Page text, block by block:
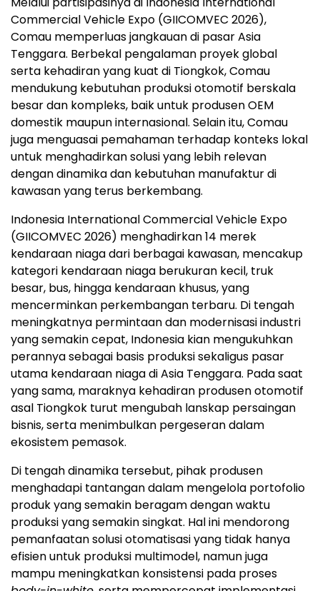
Commercial Vehicle Expo (GIICOMVEC 2026),
Comau memperluas jangkauan di pasar Asia
Tenggara. Berbekal pengalaman proyek global
serta kehadiran yang kuat di Tiongkok, Comau
mendukung kebutuhan produksi otomotif berskala
besar dan kompleks, baik untuk produsen OEM
domestik maupun internasional. Selain itu, Comau
juga menguasai pemahaman terhadap konteks lokal
untuk menghadirkan solusi yang lebih relevan
dengan dinamika dan kebutuhan manufaktur di
kawasan yang terus berkembang.
Indonesia International Commercial Vehicle Expo
(GIICOMVEC 2026) menghadirkan 14 merek
kendaraan niaga dari berbagai kawasan, mencakup
kategori kendaraan niaga berukuran kecil, truk
besar, bus, hingga kendaraan khusus, yang
mencerminkan perkembangan terbaru. Di tengah
meningkatnya permintaan dan modernisasi industri
yang semakin cepat, Indonesia kian mengukuhkan
perannya sebagai basis produksi sekaligus pasar
utama kendaraan niaga di Asia Tenggara. Pada saat
yang sama, maraknya kehadiran produsen otomotif
asal Tiongkok turut mengubah lanskap persaingan
bisnis, serta menimbulkan pergeseran dalam
ekosistem pemasok.
Di tengah dinamika tersebut, pihak produsen
menghadapi tantangan dalam mengelola portofolio
produk yang semakin beragam dengan waktu
produksi yang semakin singkat. Hal ini mendorong
pemanfaatan solusi otomatisasi yang tidak hanya
efisien untuk produksi multimodel, namun juga
mampu meningkatkan konsistensi pada proses